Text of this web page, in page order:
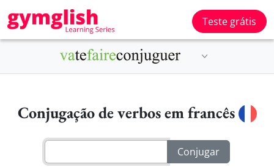
Teste grátis
Conjugação de verbos em francês